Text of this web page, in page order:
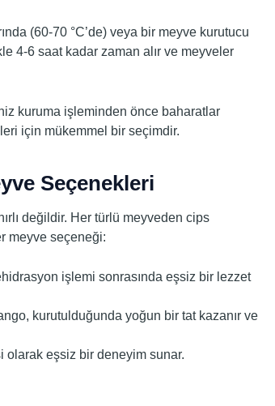
(60-70 °C’de) veya bir meyve kurutucu
4-6 saat kadar zaman alır ve meyveler
kuruma işleminden önce baharatlar
için mükemmel bir seçimdir.
Seçenekleri
değildir. Her türlü meyveden cips
meyve seçeneği:
işlemi sonrasında eşsiz bir lezzet
kurutulduğunda yoğun bir tat kazanır ve
olarak eşsiz bir deneyim sunar.